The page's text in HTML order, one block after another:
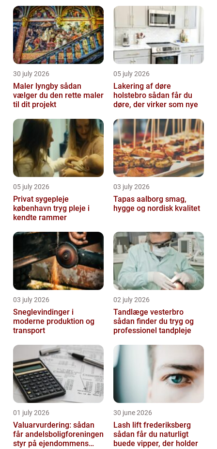
30 july 2026
Maler lyngby sådan
vælger du den rette maler
til dit projekt
05 july 2026
Lakering af døre
holstebro sådan får du
døre, der virker som nye
05 july 2026
Privat sygepleje
københavn tryg pleje i
kendte rammer
03 july 2026
Tapas aalborg smag,
hygge og nordisk kvalitet
03 july 2026
Sneglevindinger i
moderne produktion og
transport
02 july 2026
Tandlæge vesterbro
sådan finder du tryg og
professionel tandpleje
01 july 2026
Valuarvurdering: sådan
får andelsboligforeningen
styr på ejendommens
30 june 2026
Lash lift frederiksberg
sådan får du naturligt
buede vipper, der holder